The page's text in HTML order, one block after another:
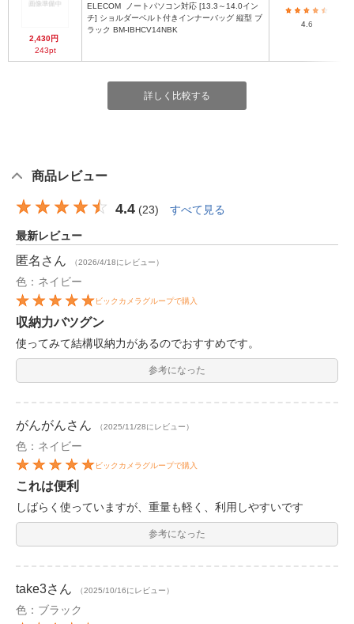
2,430円
243pt
ELECOM
チ] ショルダーベルト付きインナーバッグ 縦型 ブ
ラック BM-IBHCV14NBK
4.6
詳しく比較する
商品レビュー
4.4 (23) すべて見る
最新レビュー
匿名 さん （2026/4/18にレビュー）
色：ネイビー
ビックカメラグループで購入
収納力バツグン
使ってみて結構収納力があるのでおすすめです。
参考になった
がんがんさん （2025/11/28にレビュー）
色：ネイビー
ビックカメラグループで購入
これは便利
しばらく使っていますが、重量も軽く、利用しやすいです
参考になった
take3さん （2025/10/16にレビュー）
色：ブラック